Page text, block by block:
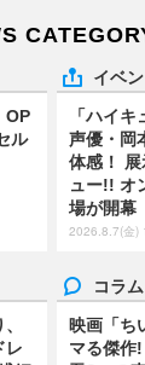
OP
ル
イベ
「ハイ
声優・岡
体感！
ュー!! オ
場が開幕
2026.8.7(金)
レ
コラ
映画「ち
マる傑作